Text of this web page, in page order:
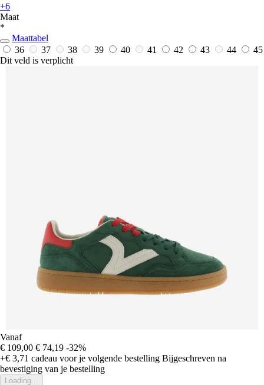
+6
Maat
*
Maattabel
36
37 38 39 40 41 42 43 44
45
Dit veld is verplicht
Vanaf
€ 109,00 € 74,19 -32%
+€ 3,71 cadeau voor je volgende bestelling Bijgeschreven na
bevestiging van je bestelling
Loading...